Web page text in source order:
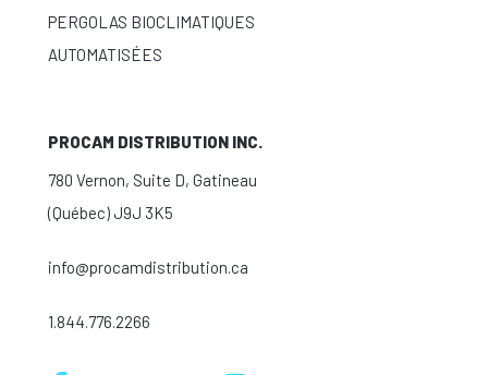
PERGOLAS BIOCLIMATIQUES
AUTOMATISÉES
PROCAM DISTRIBUTION INC.
780 Vernon, Suite D, Gatineau
(Québec) J9J 3K5
info@procamdistribution.ca
1.844.776.2266